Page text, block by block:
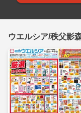
ウエルシア/秩父影